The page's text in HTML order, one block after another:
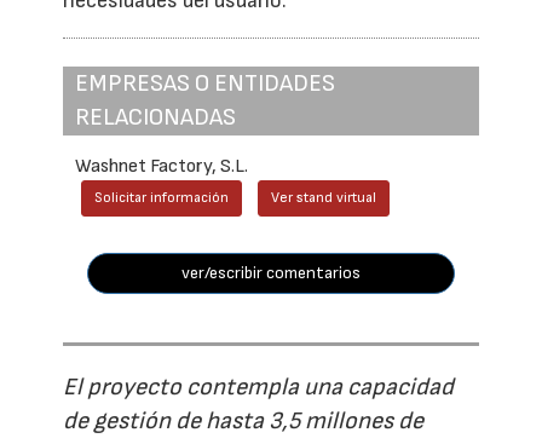
EMPRESAS O ENTIDADES
RELACIONADAS
Washnet Factory, S.L.
Solicitar información Ver stand virtual
ver/escribir comentarios
El proyecto contempla una capacidad
de gestión de hasta 3,5 millones de